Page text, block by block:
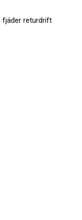
fjäder returdrift